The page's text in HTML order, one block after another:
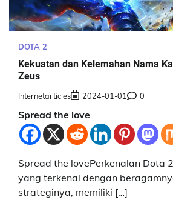
DOTA 2
Kekuatan dan Kelemahan Nama
Zeus
Internetarticles 2024-01-01 0
Spread the love
Spread the lovePerkenalan Dota
yang terkenal dengan
strateginya, memiliki […]